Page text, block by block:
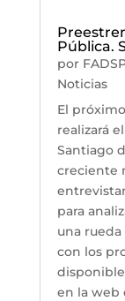
Pública.
por
Noticias
El
realizará
Santiago
creciente
para
una
con los
en la web